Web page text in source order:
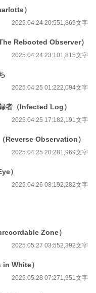
）
2025.04.24 20:551,869文字
Rebooted Observer）
2025.04.24 23:101,815文字
2025.04.25 01:222,094文字
者（Infected Log）
2025.04.25 17:182,191文字
Reverse Observation）
2025.04.25 20:281,969文字
）
2025.04.26 08:192,282文字
Zone）
2025.05.27 03:552,392文字
White）
2025.05.28 07:271,951文字